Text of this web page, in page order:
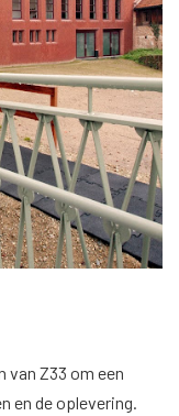
van Z33 om een
en de oplevering.